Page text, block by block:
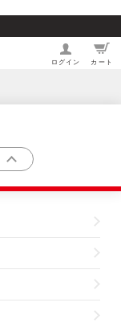
ログイン カート